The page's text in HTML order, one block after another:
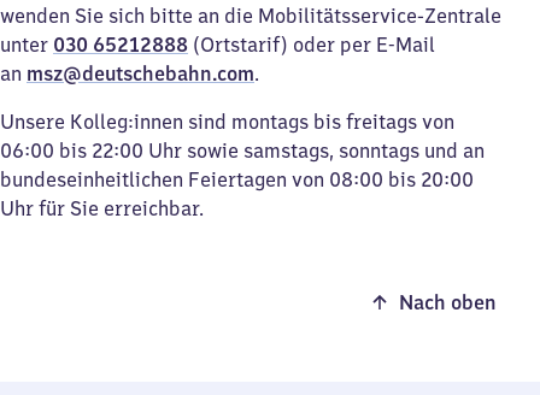
wenden Sie sich bitte an die Mobilitätsservice-Zentrale
unter 030 65212888 (Ortstarif) oder per E-Mail
an msz@deutschebahn.com.
Unsere Kolleg:innen sind montags bis freitags von
06:00 bis 22:00 Uhr sowie samstags, sonntags und an
bundeseinheitlichen Feiertagen von 08:00 bis 20:00
Uhr für Sie erreichbar.
Nach oben